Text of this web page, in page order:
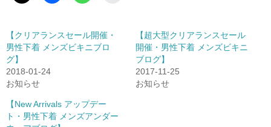
【クリアランスセール開催・
男性下着 メンズビキニブロ
グ】
2018-01-24
お知らせ
【超大型クリアランスセール
開催・男性下着 メンズビキニ
ブログ】
2017-11-25
お知らせ
【New Arrivals アップデー
ト・男性下着 メンズアンダー